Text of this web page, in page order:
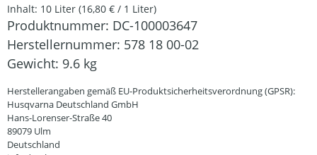
Inhalt: 10 Liter (16,80 € / 1 Liter)
Produktnummer: DC-100003647
Herstellernummer: 578 18 00-02
Gewicht: 9.6 kg
Herstellerangaben gemäß EU-Produktsicherheitsverordnung (GPSR):
Husqvarna Deutschland GmbH
Hans-Lorenser-Straße 40
89079 Ulm
Deutschland